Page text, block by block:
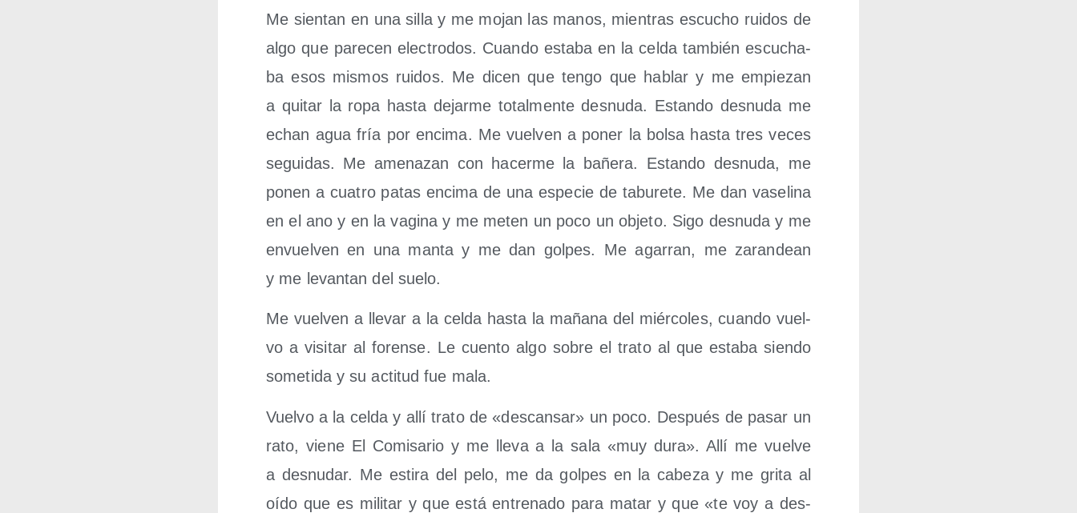
Me sien­tan en una silla y me mojan las manos, mien­tras escu­cho rui­dos de
algo que pare­cen elec­tro­dos. Cuan­do esta­ba en la cel­da tam­bién escu­cha­
ba esos mis­mos rui­dos. Me dicen que ten­go que hablar y me empie­zan
a qui­tar la ropa has­ta dejar­me total­men­te des­nu­da. Estan­do des­nu­da me
echan agua fría por enci­ma. Me vuel­ven a poner la bol­sa has­ta tres veces
segui­das. Me ame­na­zan con hacer­me la bañe­ra. Estan­do des­nu­da, me
ponen a cua­tro patas enci­ma de una espe­cie de tabu­re­te. Me dan vase­li­na
en el ano y en la vagi­na y me meten un poco un obje­to. Sigo des­nu­da y me
envuel­ven en una man­ta y me dan gol­pes. Me aga­rran, me zaran­dean
y me levan­tan del suelo.
Me vuel­ven a lle­var a la cel­da has­ta la maña­na del miér­co­les, cuan­do vuel­
vo a visi­tar al foren­se. Le cuen­to algo sobre el tra­to al que esta­ba sien­do
some­ti­da y su acti­tud fue mala.
Vuel­vo a la cel­da y allí tra­to de «des­can­sar» un poco. Des­pués de pasar un
rato, vie­ne El Comi­sa­rio y me lle­va a la sala «muy dura». Allí me vuel­ve
a des­nu­dar. Me esti­ra del pelo, me da gol­pes en la cabe­za y me gri­ta al
oído que es mili­tar y que está entre­na­do para matar y que «te voy a des­